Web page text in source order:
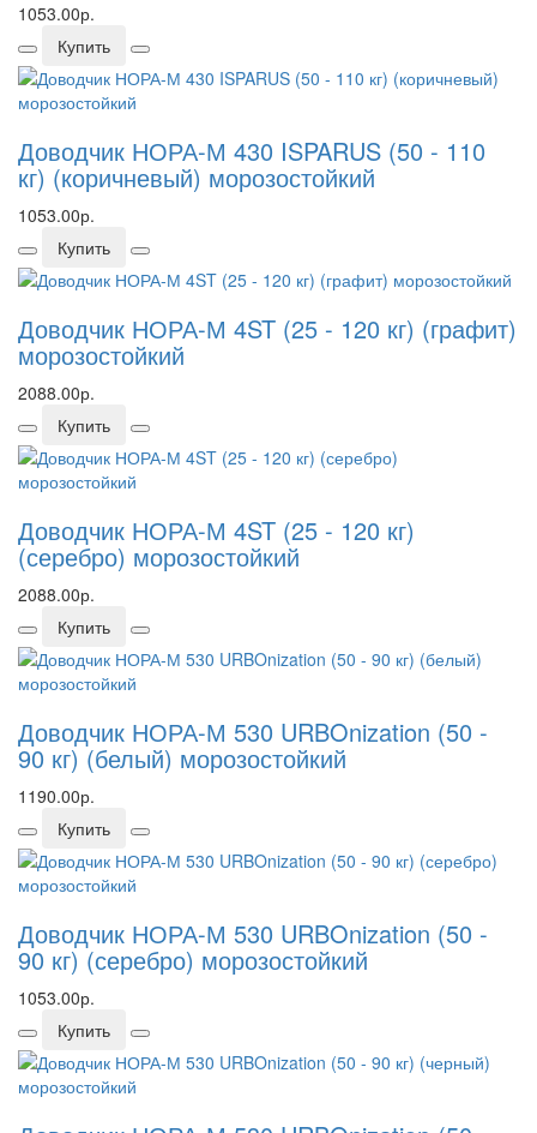
1053.00р.
Купить
Доводчик НОРА-М 430 ISPARUS (50 - 110
кг) (коричневый) морозостойкий
1053.00р.
Купить
Доводчик НОРА-М 4ST (25 - 120 кг) (графит)
морозостойкий
2088.00р.
Купить
Доводчик НОРА-М 4ST (25 - 120 кг)
(серебро) морозостойкий
2088.00р.
Купить
Доводчик НОРА-М 530 URBOnization (50 -
90 кг) (белый) морозостойкий
1190.00р.
Купить
Доводчик НОРА-М 530 URBOnization (50 -
90 кг) (серебро) морозостойкий
1053.00р.
Купить